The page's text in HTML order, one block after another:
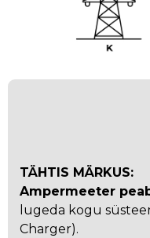
TÄHTIS MÄRKUS:
Ampermeeter
lugeda kogu
Charger).